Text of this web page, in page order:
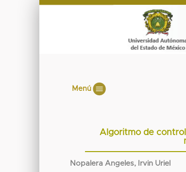
Menú
Algoritmo de
Nopalera Angeles, Irvin Uriel